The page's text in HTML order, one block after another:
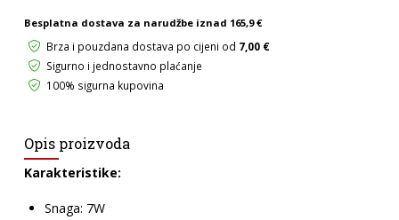
Besplatna dostava za narudžbe iznad 165,9 €
Brza i pouzdana dostava po cijeni od 7,00 €
Sigurno i jednostavno plaćanje
100% sigurna kupovina
Opis proizvoda
Karakteristike:
Snaga: 7W